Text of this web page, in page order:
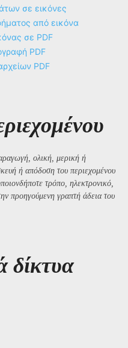
σε εικόνες
από εικόνα
σε PDF
PDF
PDF
ολική, μερική ή
ή απόδοση του περιεχομένου
τρόπο, ηλεκτρονικό,
προηγούμενη γραπτή άδεια του
δίκτυα